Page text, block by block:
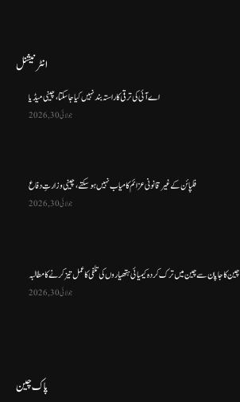
انٹرنیشنل
اے آئی کی ترقی کا راستہ بند نہیں کیا جا سکتا، چینی میڈیا
جولائی 30, 2026
فلپائن کے غیر قانونی عزائم کامیاب نہیں ہو سکتے ، چینی وزارتِ دفاع
جولائی 30, 2026
چین کا جاپان سے چین میں ترک کردہ کیمیائی ہتھیاروں کی تلفی کا عمل تیز کرنے کا مطالبہ
جولائی 30, 2026
پاک چین